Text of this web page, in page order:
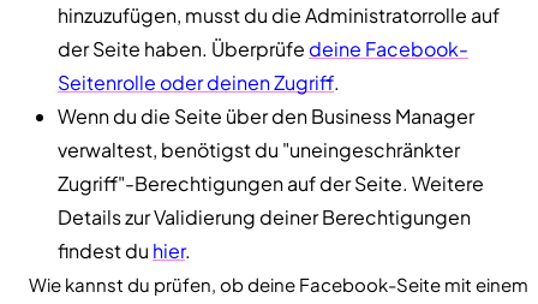
hinzuzufügen, musst du die Administratorrolle auf
der Seite haben. Überprüfe deine Facebook-
Seitenrolle oder deinen Zugriff.
Wenn du die Seite über den Business Manager
verwaltest, benötigst du "uneingeschränkter
Zugriff"-Berechtigungen auf der Seite. Weitere
Details zur Validierung deiner Berechtigungen
findest du hier.
Wie kannst du prüfen, ob deine Facebook-Seite mit einem